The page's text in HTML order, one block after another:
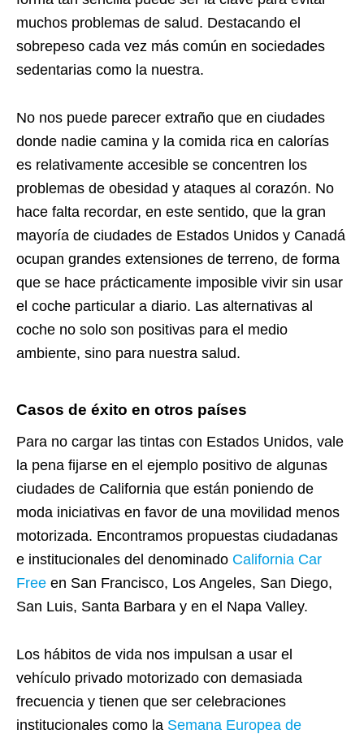
muchos problemas de salud. Destacando el
sobrepeso cada vez más común en sociedades
sedentarias como la nuestra.
No nos puede parecer extraño que en ciudades
donde nadie camina y la comida rica en calorías
es relativamente accesible se concentren los
problemas de obesidad y ataques al corazón. No
hace falta recordar, en este sentido, que la gran
mayoría de ciudades de Estados Unidos y Canadá
ocupan grandes extensiones de terreno, de forma
que se hace prácticamente imposible vivir sin usar
el coche particular a diario. Las alternativas al
coche no solo son positivas para el medio
ambiente, sino para nuestra salud.
Casos de éxito en otros países
Para no cargar las tintas con Estados Unidos, vale
la pena fijarse en el ejemplo positivo de algunas
ciudades de California que están poniendo de
moda iniciativas en favor de una movilidad menos
motorizada. Encontramos propuestas ciudadanas
e institucionales del denominado California Car
Free en San Francisco, Los Angeles, San Diego,
San Luis, Santa Barbara y en el Napa Valley.
Los hábitos de vida nos impulsan a usar el
vehículo privado motorizado con demasiada
frecuencia y tienen que ser celebraciones
institucionales como la Semana Europea de